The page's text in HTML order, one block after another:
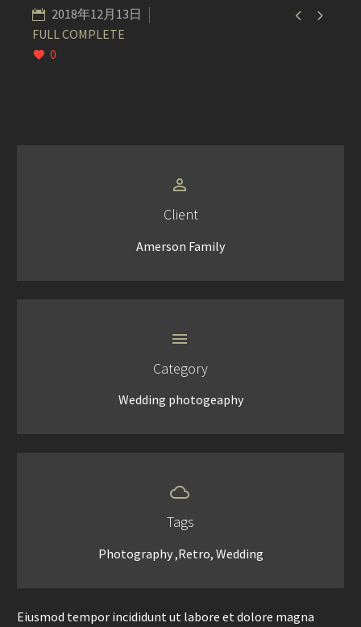
 
2018年12月13日
FULL COMPLETE
0


Client
Amerson Family


Category
Wedding photogeaphy


Tags
Photography ,Retro, Wedding
Eiusmod tempor incididunt ut labore et dolore magna